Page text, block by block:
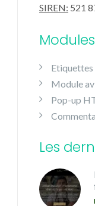
SIREN: 521
Etiquettes
Module
Pop-up
Les